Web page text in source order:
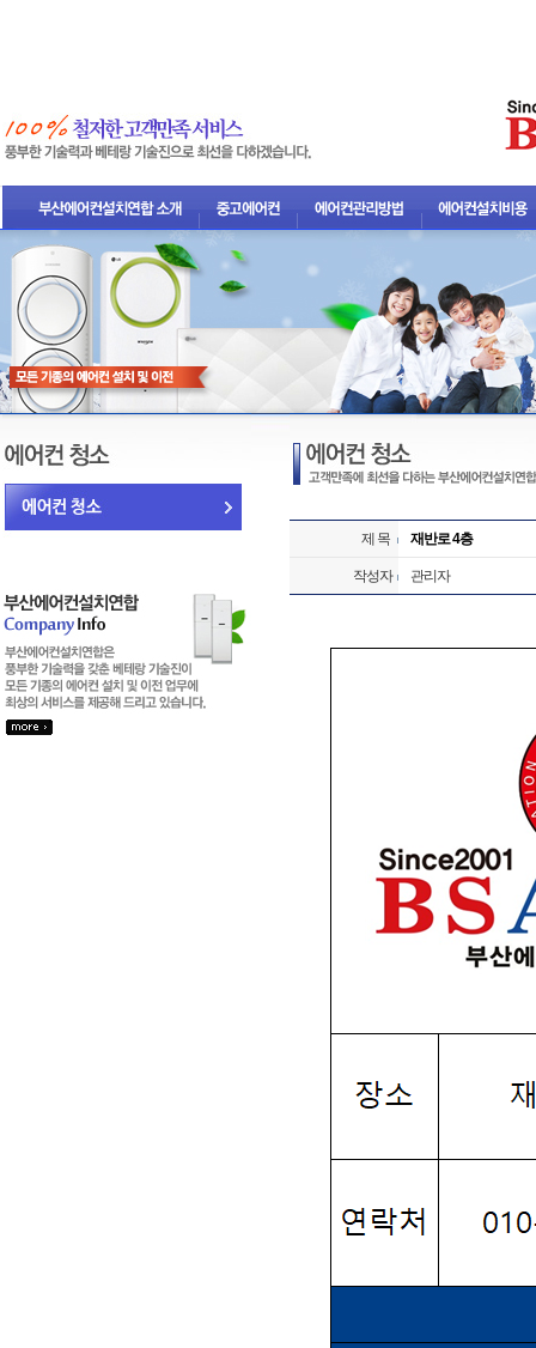
제 목 재반로 4층
작성자 관리자